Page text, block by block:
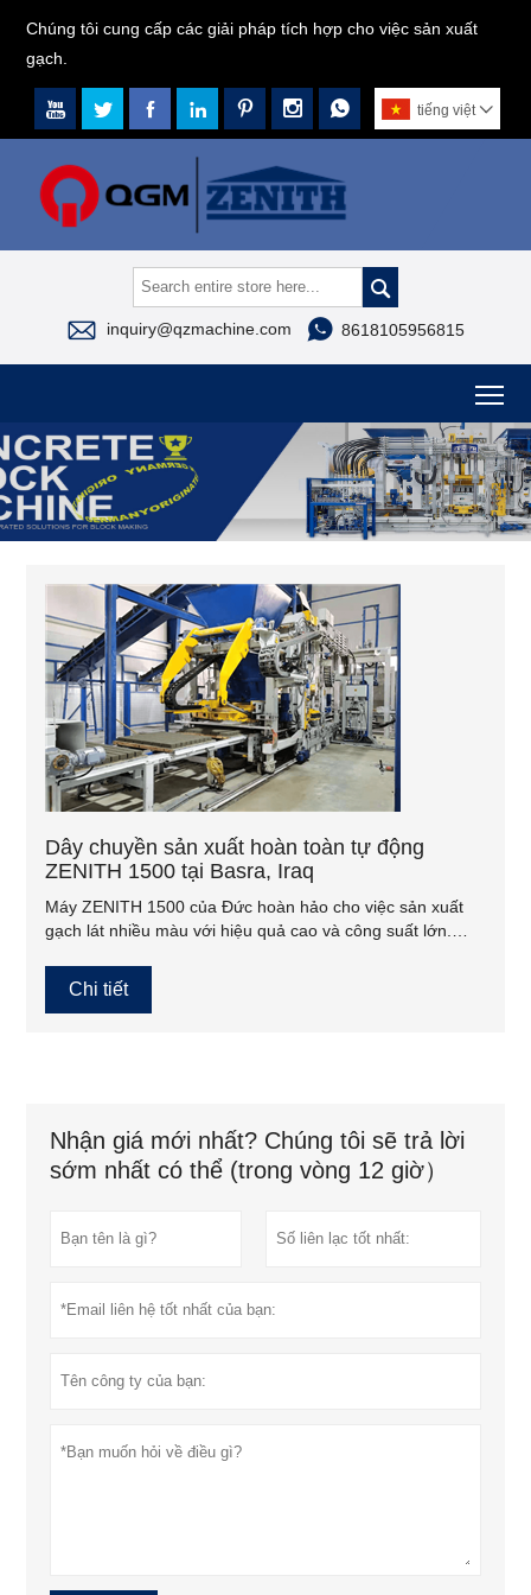
Chúng tôi cung cấp các giải pháp tích hợp cho việc sản xuất
gạch.
       tiếng việt 

 inquiry@qzmachine.com  8618105956815
Dây chuyền sản xuất hoàn toàn tự động
ZENITH 1500 tại Basra, Iraq
Máy ZENITH 1500 của Đức hoàn hảo cho việc sản xuất
gạch lát nhiều màu với hiệu quả cao và công suất lớn.
phẩm bê tông thẩm mỹ và tinh tế đáp ứng mọi nhu cầu
của bạn.
Chi tiết
Nhận giá mới nhất? Chúng tôi sẽ trả lời
sớm nhất có thể (trong vòng 12 giờ）